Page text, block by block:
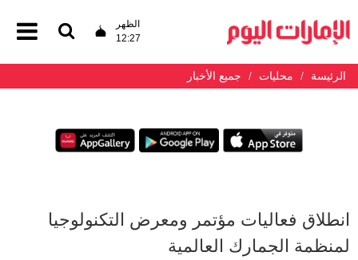
الظهر
12:27
الرئيسة محليات جميع الأخبار
انطلاق فعاليات مؤتمر ومعرض التكنولوجيا
لمنظمة الجمارك العالمية